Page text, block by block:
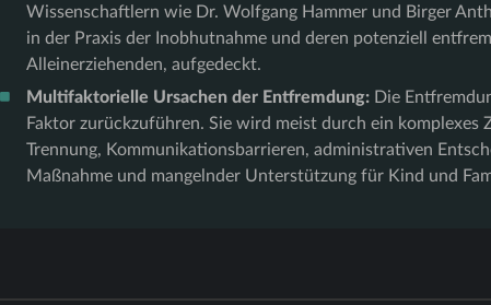
Wissenschaftlern wie Dr. Wolfgang Hammer und Birger
in der Praxis der Inobhutnahme und deren potenziell
Alleinerziehenden, aufgedeckt.
Multifaktorielle Ursachen der Entfremdung: Die
Faktor zurückzuführen. Sie wird meist durch ein komplexes
Trennung, Kommunikationsbarrieren, administrativen
Maßnahme und mangelnder Unterstützung für Kind und